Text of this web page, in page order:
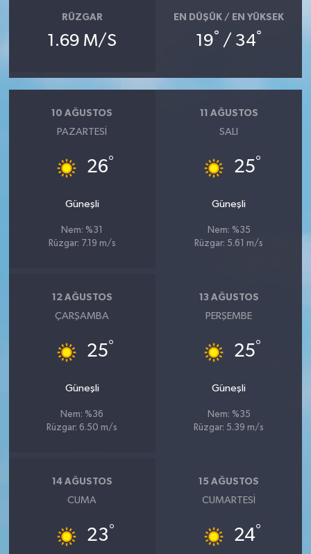
RÜZGAR
1.69 M/S
EN DÜŞÜK / EN YÜKSEK
19° / 34°
10 AĞUSTOS
PAZARTESI
26°
Güneşli
Nem: %31
Rüzgar: 7.19 m/s
11 AĞUSTOS
SALI
25°
Güneşli
Nem: %35
Rüzgar: 5.61 m/s
12 AĞUSTOS
ÇARŞAMBA
25°
Güneşli
Nem: %36
Rüzgar: 6.50 m/s
13 AĞUSTOS
PERŞEMBE
25°
Güneşli
Nem: %35
Rüzgar: 5.39 m/s
14 AĞUSTOS
CUMA
23°
15 AĞUSTOS
CUMARTESI
24°